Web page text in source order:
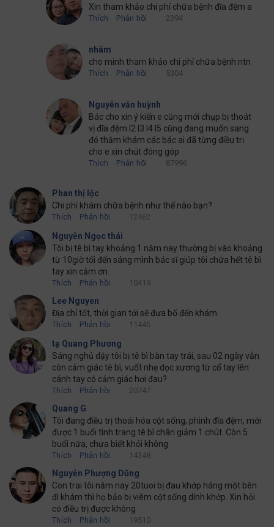
Xin tham khảo chi phí chữa bệnh đĩa đệm a
Thích Phản hồi 2394
nhâm
cho minh tham khảo chi phí chữa bệnh ntn
Thích Phản hồi 5304
Nguyễn văn huỳnh
Bác cho xin ý kiến e cũng mới chụp bị thoát
vị đĩa đệm l2 l3 l4 l5 cũng đang muốn sang
đó thăm khám các bác ai đã từng điều trị
cho e xin chút đóng góp
Thích Phản hồi 87996
Phan thị lộc
Chi phí khám chữa bệnh như thế nào bạn?
Thích Phản hồi 12462
Nguyễn Ngọc thái
Tôi bị tê bì tay khoảng 1 năm nay thường bị vào khoảng
từ 10giờ tối đến sáng mình bác sĩ giúp tôi chữa hết tê bì
tay xin cảm ơn.
Thích Phản hồi 10419
Lee Nguyen
Địa chỉ tốt, thời gian tới sẽ đưa bố đến khám.
Thích Phản hồi 11445
tạ Quang Phương
Sáng nghủ dậy tôi bị tê bì bàn tay trái, sau 02 ngày vẫn
còn cảm giác tê bì, vuốt nhẹ dọc xương từ cổ tay lên
cánh tay có cảm giác hơi đau?
Thích Phản hồi 20747
Quang G
Tôi đang điều trị thoái hóa cột sống, phình đĩa đệm, mới
được 1 buổi tình trang tê bì chân giảm 1 chút. Còn 5
buổi nữa, chưa biết khỏi không
Thích Phản hồi 14348
Nguyễn Phượng Dũng
Con trai tôi năm nay 20tuoi bị đau khớp háng một bên
đi khám thì họ bảo bị viêm cột sống dính khớp. Xin hỏi
có điều trị được không
Thích Phản hồi 19510